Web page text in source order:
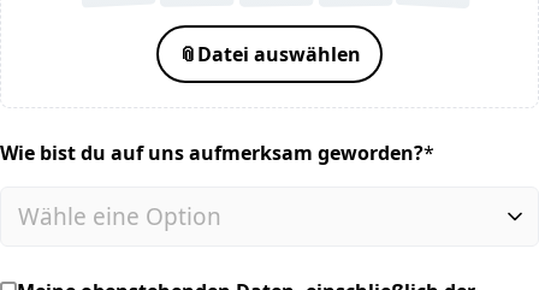
📎Datei auswählen
Wie bist du auf uns aufmerksam geworden?*
(required)